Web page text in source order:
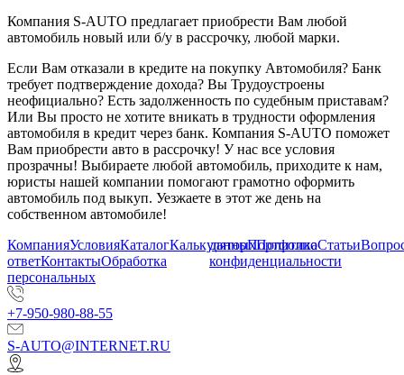
Компания S-AUTO предлагает приобрести Вам любой
автомобиль новый или б/у в рассрочку, любой марки.
Если Вам отказали в кредите на покупку Автомобиля? Банк
требует подтверждение дохода? Вы Трудоустроены
неофициально? Есть задолженность по судебным приставам?
Или Вы просто не хотите вникать в трудности оформления
автомобиля в кредит через банк. Компания S-AUTO поможет
Вам приобрести авто в рассрочку! У нас все условия
прозрачны! Выбираете любой автомобиль, приходите к нам,
юристы нашей компании помогают грамотно оформить
автомобиль под выкуп. Уезжаете в этот же день на
собственном автомобиле!
КомпанияУсловияКаталогКалькуляторПортфолиоСтатьи
ответКонтактыОбработка
персональных
данныхПолитика
конфиденциальности
+7-950-980-88-55
S-AUTO@INTERNET.RU